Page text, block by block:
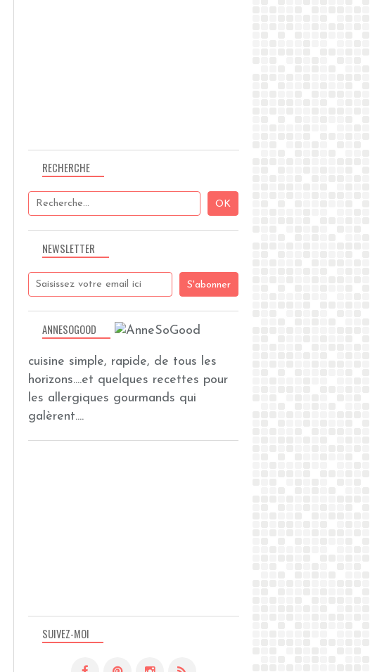
NEWSLETTER
SUIVEZ-MOI
RECHERCHE
ANNESOGOOD
cuisine simple, rapide, de tous les
horizons....et quelques recettes pour
les allergiques gourmands qui
galèrent....